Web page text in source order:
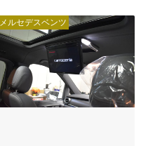
メルセデスベンツ